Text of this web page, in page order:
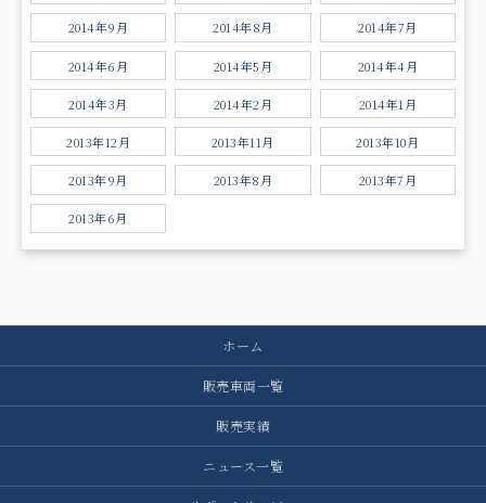
2014年9月 2014年8月 2014年7月
2014年6月 2014年5月 2014年4月
2014年3月 2014年2月 2014年1月
2013年12月 2013年11月 2013年10月
2013年9月 2013年8月 2013年7月
2013年6月
ホーム
販売車両一覧
販売実績
ニュース一覧